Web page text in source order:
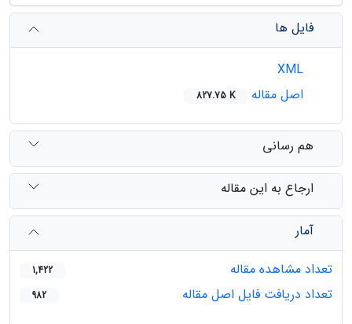
فایل ها
اصل مقاله
827.75 K
هم رسانی
ارجاع به این مقاله
آمار
تعداد مشاهده مقاله
1,422
تعداد دریافت فایل اصل مقاله 982